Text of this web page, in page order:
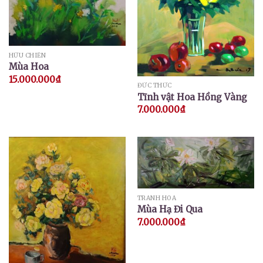
HỮU CHIẾN
Mùa Hoa
15.000.000₫
ĐỨC THỨC
Tĩnh vật Hoa Hồng Vàng
7.000.000₫
TRANH HOA
Mùa Hạ Đi Qua
7.000.000₫